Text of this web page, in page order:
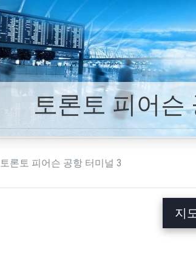
토론토 피어슨
토론토 피어슨 공항 터미널 3
지